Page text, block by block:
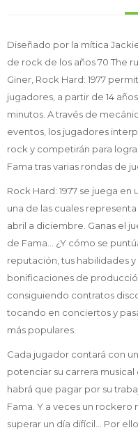
Diseñado por la mítica
de rock de los años 70 The
Giner, Rock Hard: 1977
jugadores, a partir de 14
minutos. A través de
eventos, los jugadores
rock y competirán para
Fama tras varias rondas de
Rock Hard: 1977 se juega
una de las cuales
abril a diciembre. Ganas el
de Fama… ¿Y cómo se
reputación, tus habilidades
bonificaciones de
consiguiendo contratos
tocando en conciertos y
más populares.
Cada jugador contará con
potenciar su carrera musical
habrá que pagar por su
Fama. Y a veces un rockero
superar un día difícil… Por